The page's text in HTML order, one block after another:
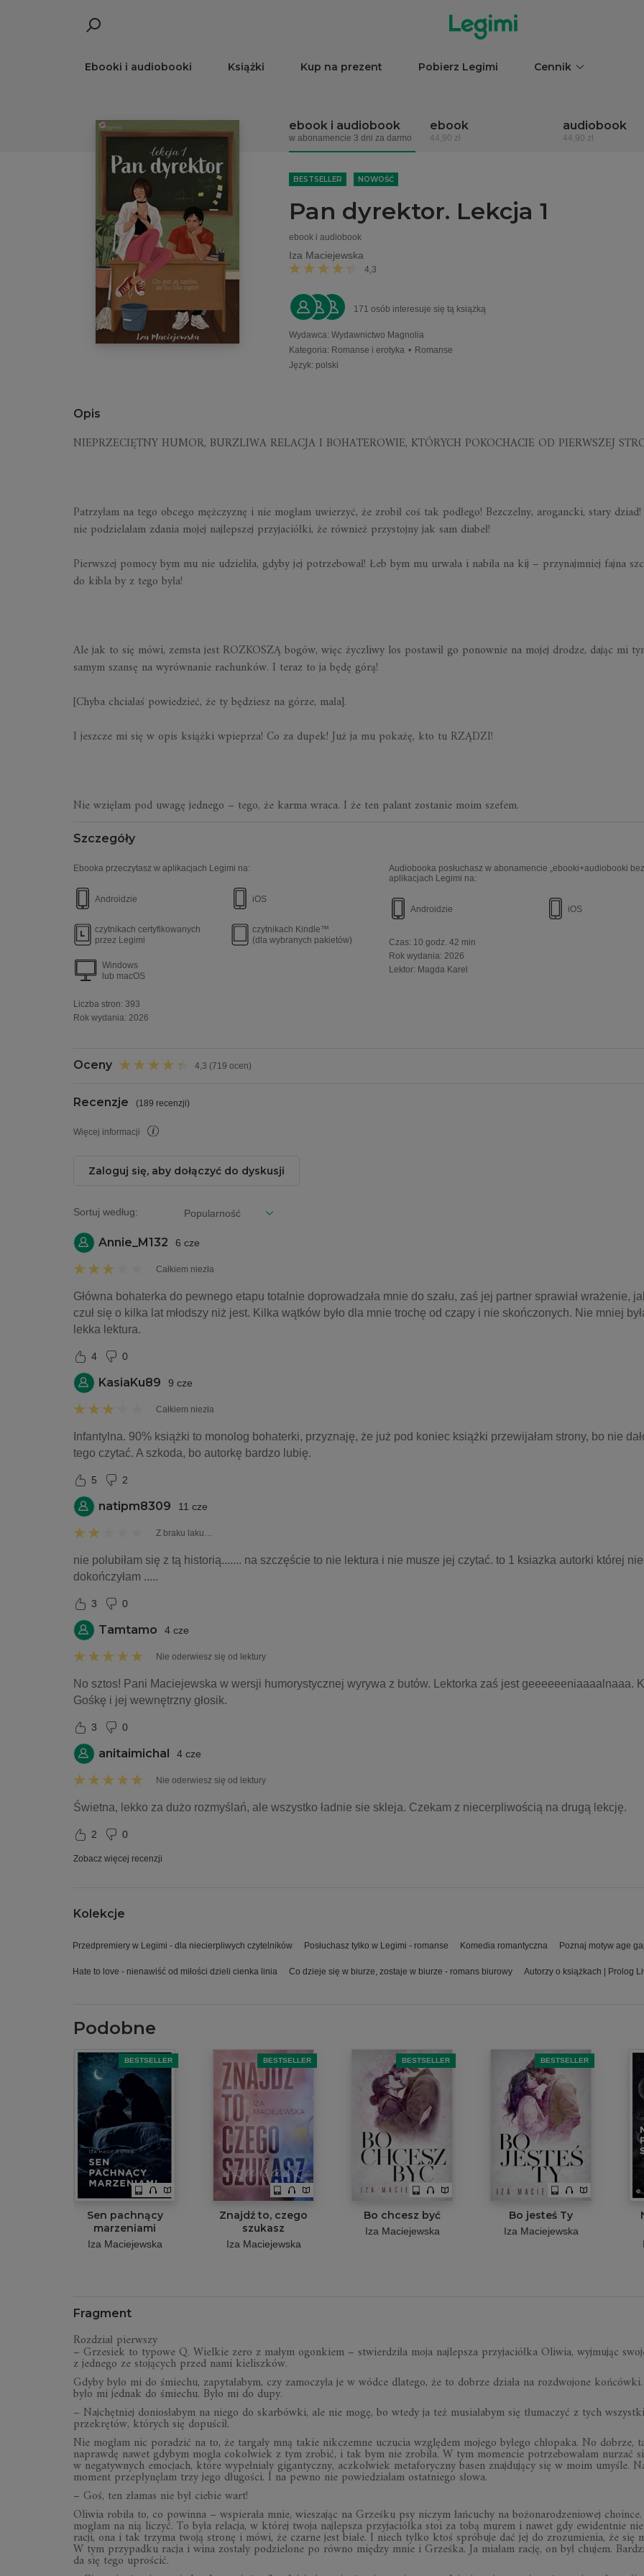
Ebooki i audiobooki Książki Kup na prezent Pobierz Legimi Cennik
ebook i audiobook
w abonamencie 3 dni za darmo
ebook
44,90 zł
audiobook
44,90 zł
BESTSELLER NOWOŚĆ
Pan dyrektor. Lekcja 1
ebook i audiobook
Iza Maciejewska
4,3
171 osób interesuje się tą książką
Wydawca: Wydawnictwo Magnolia
Kategoria: Romanse i erotyka • Romanse
Język: polski
Opis
NIEPRZECIĘTNY HUMOR, BURZLIWA RELACJA I BOHATEROWIE, KTÓRYCH POKOCHACIE OD PIERWSZEJ
Patrzyłam na tego obcego mężczyznę i nie mogłam uwierzyć, że zrobił coś tak podłego! Bezczelny, arogancki, stary
nie podzielałam zdania mojej najlepszej przyjaciółki, że również przystojny jak sam diabeł!
Pierwszej pomocy bym mu nie udzieliła, gdyby jej potrzebował! Łeb bym mu urwała i nabiła na kij – przynajmniej fajna
do kibla by z tego była!
Ale jak to się mówi, zemsta jest ROZKOSZĄ bogów, więc życzliwy los postawił go ponownie na mojej drodze, dając mi
samym szansę na wyrównanie rachunków. I teraz to ja będę górą!
[Chyba chciałaś powiedzieć, że ty będziesz na górze, mała].
I jeszcze mi się w opis książki wpieprza! Co za dupek! Już ja mu pokażę, kto tu RZĄDZI!
Nie wzięłam pod uwagę jednego – tego, że karma wraca. I że ten palant zostanie moim szefem.
Szczegóły
Ebooka przeczytasz w aplikacjach Legimi na:
Androidzie iOS
czytnikach certyfikowanych
przez Legimi
czytnikach Kindle™
(dla wybranych pakietów)
Windows
lub macOS
Liczba stron: 393
Rok wydania: 2026
Audiobooka posłuchasz w abonamencie „ebooki+audiobooki
aplikacjach Legimi na:
Androidzie iOS
Czas: 10 godz. 42 min
Rok wydania: 2026
Lektor: Magda Karel
Oceny 4,3 (719 ocen)
Recenzje (189 recenzji)
Więcej informacji
Zaloguj się, aby dołączyć do dyskusji
Sortuj według:
Annie_M132 6 cze
Całkiem niezła
Główna bohaterka do pewnego etapu totalnie doprowadzała mnie do szału, zaś jej partner sprawiał wrażenie,
czuł się o kilka lat młodszy niż jest. Kilka wątków było dla mnie trochę od czapy i nie skończonych. Nie mniej
lekka lektura.
4 0
KasiaKu89 9 cze
Całkiem niezła
Infantylna. 90% książki to monolog bohaterki, przyznaję, że już pod koniec książki przewijałam strony, bo nie
tego czytać. A szkoda, bo autorkę bardzo lubię.
5 2
natipm8309 11 cze
Z braku laku…
nie polubiłam się z tą historią....... na szczęście to nie lektura i nie musze jej czytać. to 1 ksiazka autorki której nie
dokończyłam .....
3 0
Tamtamo 4 cze
Nie oderwiesz się od lektury
No sztos! Pani Maciejewska w wersji humorystycznej wyrywa z butów. Lektorka zaś jest geeeeeeniaaaalnaaa.
Gośkę i jej wewnętrzny głosik.
3 0
anitaimichal 4 cze
Nie oderwiesz się od lektury
Świetna, lekko za dużo rozmyślań, ale wszystko ładnie sie skleja. Czekam z niecerpliwością na drugą lekcję.
2 0
Zobacz więcej recenzji
Kolekcje
Przedpremiery w Legimi - dla niecierpliwych czytelników Posłuchasz tylko w Legimi - romanse Komedia romantyczna Poznaj motyw age
Hate to love - nienawiść od miłości dzieli cienka linia Co dzieje się w biurze, zostaje w biurze - romans biurowy Autorzy o książkach | Prolog
Podobne
BESTSELLER
Sen pachnący
marzeniami
Iza Maciejewska
BESTSELLER
Znajdź to, czego
szukasz
Iza Maciejewska
BESTSELLER
Bo chcesz być
Iza Maciejewska
BESTSELLER
Bo jesteś Ty
Iza Maciejewska
Fragment
Rozdział pierwszy
– Grzesiek to typowe Q. Wielkie zero z małym ogonkiem – stwierdziła moja najlepsza przyjaciółka Oliwia, wyjmując
z jednego ze stojących przed nami kieliszków.
Gdyby było mi do śmiechu, zapytałabym, czy zamoczyła je w wódce dlatego, że to dobrze działa na rozdwojone
było mi jednak do śmiechu. Było mi do dupy.
– Najchętniej doniosłabym na niego do skarbówki, ale nie mogę, bo wtedy ja też musiałabym się tłumaczyć z tych
przekrętów, których się dopuścił.
Nie mogłam nic poradzić na to, że targały mną takie nikczemne uczucia względem mojego byłego chłopaka. No dobrze,
naprawdę nawet gdybym mogła cokolwiek z tym zrobić, i tak bym nie zrobiła. W tym momencie potrzebowałam nurzać
w negatywnych emocjach, które wypełniały gigantyczny, aczkolwiek metaforyczny basen znajdujący się w moim umyśle.
moment przepłynęłam trzy jego długości. I na pewno nie powiedziałam ostatniego słowa.
– Goś, ten złamas nie był ciebie wart!
Oliwia robiła to, co powinna – wspierała mnie, wieszając na Grześku psy niczym łańcuchy na bożonarodzeniowej
mogłam na nią liczyć. To była relacja, w której twoja najlepsza przyjaciółka stoi za tobą murem i nawet gdy ewidentnie
racji, ona i tak trzyma twoją stronę i mówi, że czarne jest białe. I niech tylko ktoś spróbuje dać jej do zrozumienia, że się
W tym przypadku racja i wina zostały podzielone po równo między mnie i Grześka. Ja miałam rację, on był chujem.
da się tego uprościć.